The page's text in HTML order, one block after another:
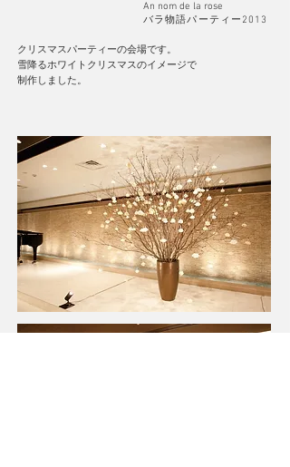
An nom de la rose
バラ物語パーティー2013
クリスマスパーティーの会場です。
雪降るホワイトクリスマスのイメージで
制作しました。